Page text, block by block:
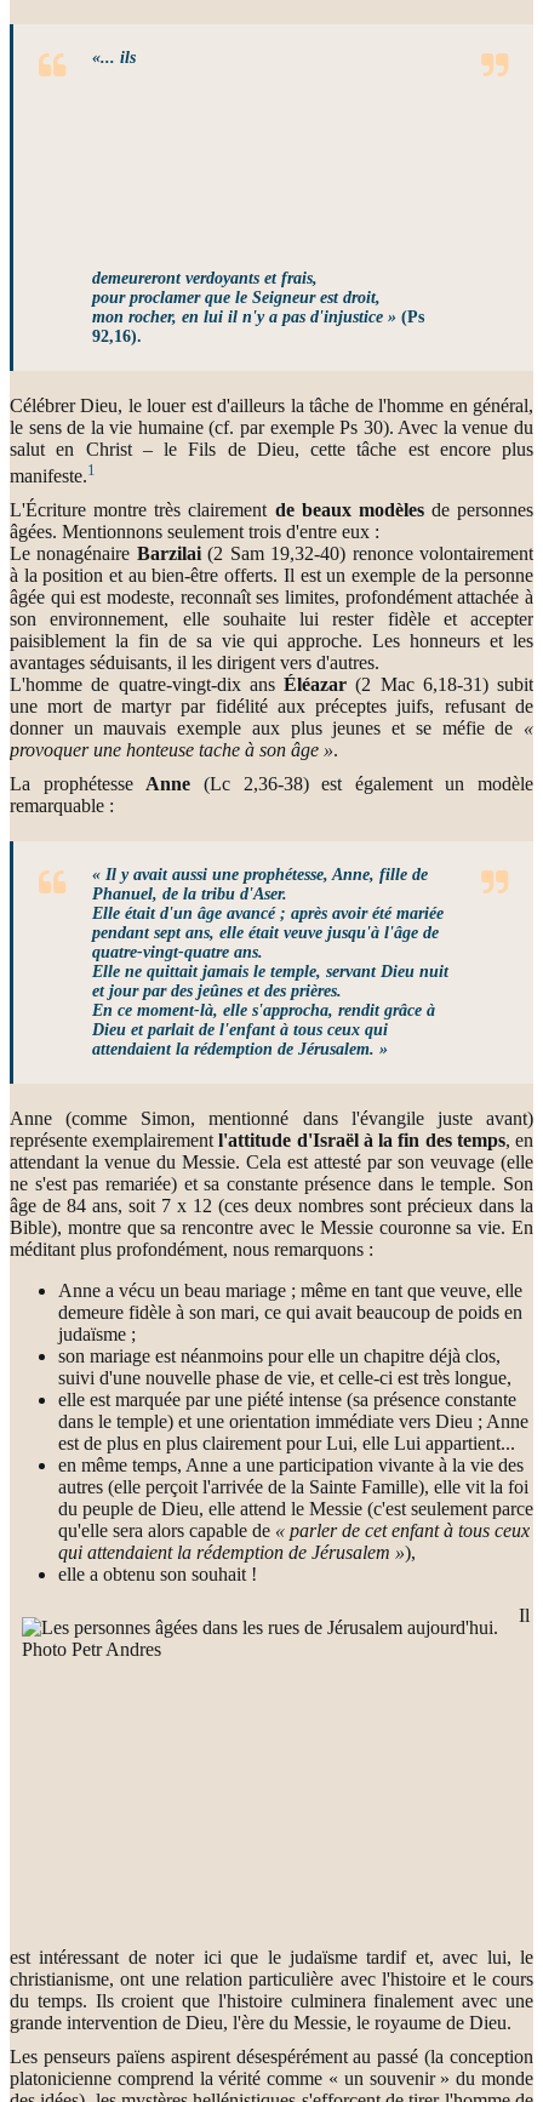
«... ils
demeureront verdoyants et frais,
pour proclamer que le Seigneur est droit,
mon rocher, en lui il n'y a pas d'injustice » (Ps
92,16).
Célébrer Dieu, le louer est d'ailleurs la tâche de l'homme en général,
le sens de la vie humaine (cf. par exemple Ps 30). Avec la venue du
salut en Christ – le Fils de Dieu, cette tâche est encore plus
manifeste.1
L'Écriture montre très clairement de beaux modèlesde personnes
âgées. Mentionnons seulement trois d'entre eux :
Le nonagénaire Barzilai(2 Sam 19,32-40) renonce volontairement
à la position et au bien-être offerts. Il est un exemple de la personne
âgée qui est modeste, reconnaît ses limites, profondément attachée à
son environnement, elle souhaite lui rester fidèle et accepter
paisiblement la fin de sa vie qui approche. Les honneurs et les
avantages séduisants, il les dirigent vers d'autres.
L'homme de quatre-vingt-dix ans Éléazar (2 Mac 6,18-31) subit
une mort de martyr par fidélité aux préceptes juifs, refusant de
donner un mauvais exemple aux plus jeunes et se méfie de «
provoquer une honteuse tache à son âge ».
La prophétesse Anne (Lc 2,36-38) est également un modèle
remarquable :
« Il y avait aussi une prophétesse, Anne, fille de
Phanuel, de la tribu d'Aser.
Elle était d'un âge avancé ; après avoir été mariée
pendant sept ans, elle était veuve jusqu'à l'âge de
quatre-vingt-quatre ans.
Elle ne quittait jamais le temple, servant Dieu nuit
et jour par des jeûnes et des prières.
En ce moment-là, elle s'approcha, rendit grâce à
Dieu et parlait de l'enfant à tous ceux qui
attendaient la rédemption de Jérusalem. »
Anne (comme Simon, mentionné dans l'évangile juste avant)
représente exemplairementl'attitude d'Israël à la fin des temps, en
attendant la venue du Messie. Cela est attesté par son veuvage (elle
ne s'est pas remariée) et sa constante présence dans le temple. Son
âge de 84 ans, soit 7 x 12 (ces deux nombres sont précieux dans la
Bible), montre que sa rencontre avec le Messie couronne sa vie. En
méditant plus profondément, nous remarquons :
Anne a vécu un beau mariage ; même en tant que veuve, elle
demeure fidèle à son mari, ce qui avait beaucoup de poids en
judaïsme ;
son mariage est néanmoins pour elle un chapitre déjà clos,
suivi d'une nouvelle phase de vie, et celle-ci est très longue,
elle est marquée par une piété intense (sa présence constante
dans le temple) et une orientation immédiate vers Dieu ; Anne
est de plus en plus clairement pour Lui, elle Lui appartient...
en même temps, Anne a une participation vivante à la vie des
autres (elle perçoit l'arrivée de la Sainte Famille), elle vit la foi
du peuple de Dieu, elle attend le Messie (c'est seulement parce
qu'elle sera alors capable de « parler de cet enfant à tous ceux
qui attendaient la rédemption de Jérusalem »),
elle a obtenu son souhait !
Il
est intéressant de noter ici que le judaïsme tardif et, avec lui, le
christianisme, ont une relation particulière avec l'histoire et le cours
du temps. Ils croient que l'histoire culminera finalement avec une
grande intervention de Dieu, l'ère du Messie, le royaume de Dieu.
Les penseurs païens aspirent désespérément au passé (la conception
platonicienne comprend la vérité comme « un souvenir » du monde